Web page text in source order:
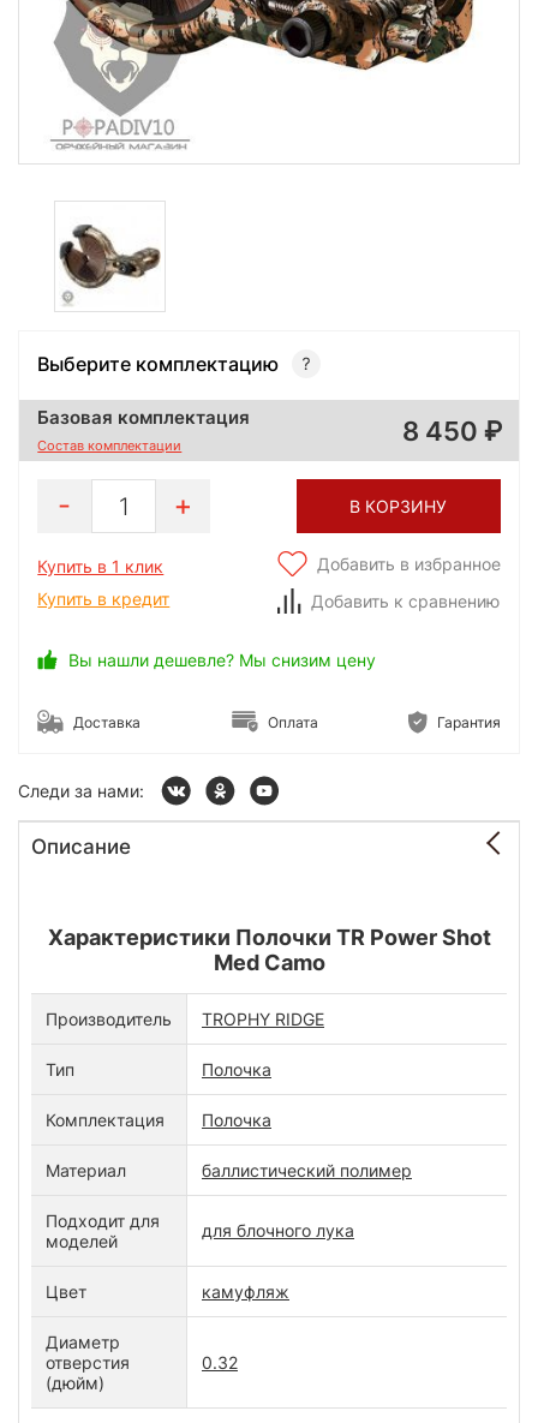
Выберите комплектацию
Базовая комплектация
Состав комплектации 8 450
1 В КОРЗИНУ
Купить в 1 клик
Купить в кредит
Добавить в избранное
Добавить к сравнению
Вы нашли дешевле? Мы снизим цену
Доставка Оплата Гарантия
Следи за нами:
Описание
Характеристики Полочки TR Power Shot
Med Camo
Производитель TROPHY RIDGE
Тип Полочка
Комплектация Полочка
Материал баллистический полимер
Подходит для
моделей
для блочного лука
Цвет камуфляж
Диаметр
отверстия
(дюйм)
0.32